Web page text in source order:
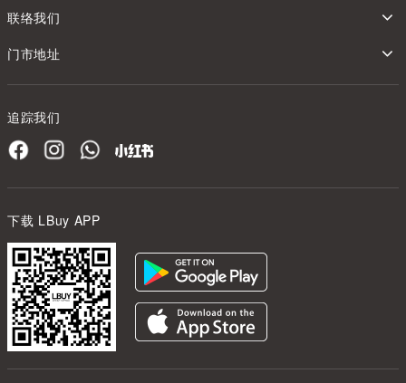
联络我们
门市地址
追踪我们
下载 LBuy APP